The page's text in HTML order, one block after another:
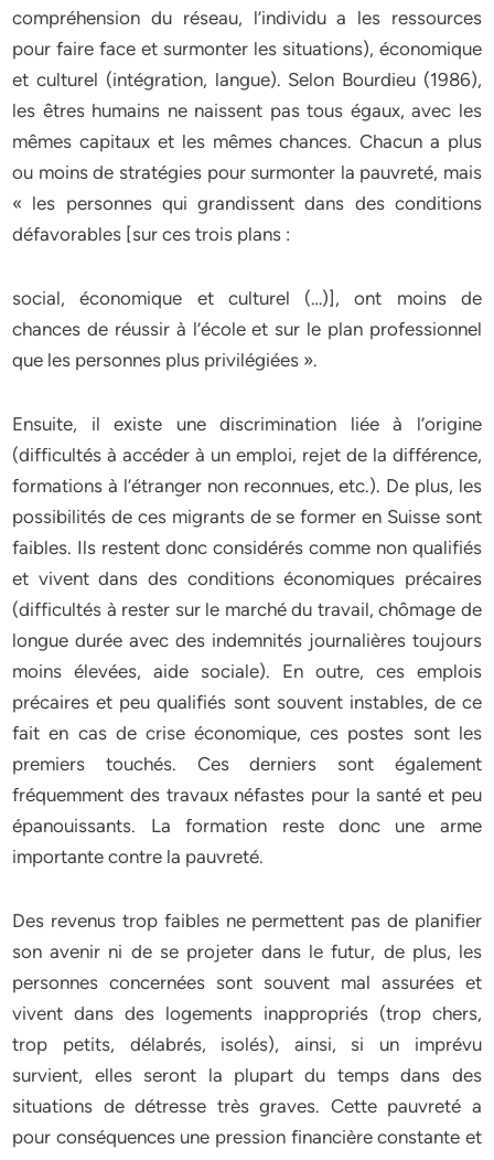
compréhension du réseau, l’individu a les ressources
pour faire face et surmonter les situations), économique
et culturel (intégration, langue). Selon Bourdieu (1986),
les êtres humains ne naissent pas tous égaux, avec les
mêmes capitaux et les mêmes chances. Chacun a plus
ou moins de stratégies pour surmonter la pauvreté, mais
« les personnes qui grandissent dans des conditions
défavorables [sur ces trois plans :
social, économique et culturel (…)], ont moins de
chances de réussir à l’école et sur le plan professionnel
que les personnes plus privilégiées ».
Ensuite, il existe une discrimination liée à l’origine
(difficultés à accéder à un emploi, rejet de la différence,
formations à l’étranger non reconnues, etc.). De plus, les
possibilités de ces migrants de se former en Suisse sont
faibles. Ils restent donc considérés comme non qualifiés
et vivent dans des conditions économiques précaires
(difficultés à rester sur le marché du travail, chômage de
longue durée avec des indemnités journalières toujours
moins élevées, aide sociale). En outre, ces emplois
précaires et peu qualifiés sont souvent instables, de ce
fait en cas de crise économique, ces postes sont les
premiers touchés. Ces derniers sont également
fréquemment des travaux néfastes pour la santé et peu
épanouissants. La formation reste donc une arme
importante contre la pauvreté.
Des revenus trop faibles ne permettent pas de planifier
son avenir ni de se projeter dans le futur, de plus, les
personnes concernées sont souvent mal assurées et
vivent dans des logements inappropriés (trop chers,
trop petits, délabrés, isolés), ainsi, si un imprévu
survient, elles seront la plupart du temps dans des
situations de détresse très graves. Cette pauvreté a
pour conséquences une pression financière constante et